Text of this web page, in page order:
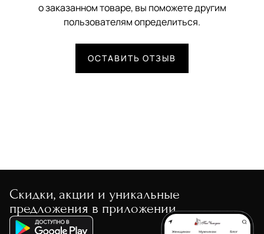
о заказанном товаре, вы поможете другим
пользователям определиться.
ОСТАВИТЬ ОТЗЫВ
Скидки, акции и уникальные
предложения в приложении